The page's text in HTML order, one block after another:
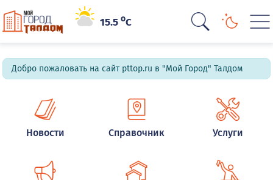
15.5oC
Добро пожаловать на сайт pttop.ru в "Мой Город" Талдом
Новости Справочник Услуги